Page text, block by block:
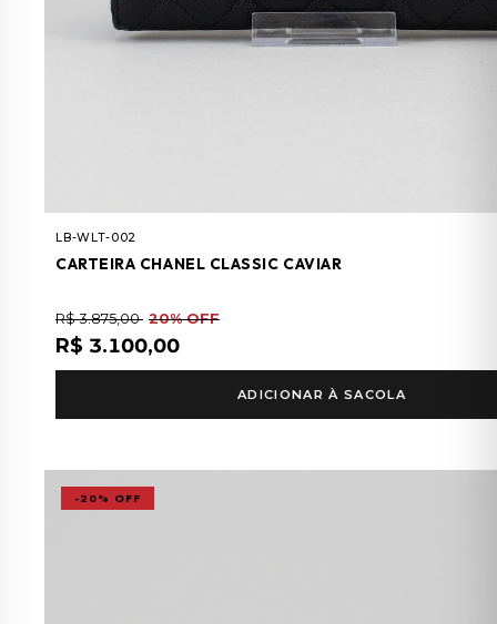
LB-WLT-002
CARTEIRA CHANEL CLASSIC CAVIAR
R$ 3.875,00 20% OFF
R$ 3.100,00
ADICIONAR À SACOLA
-20% OFF